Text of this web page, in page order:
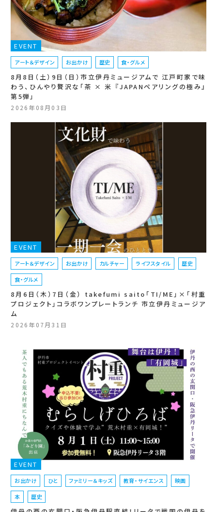
EVENT
アート＆デザイン お出かけ 歴史 食・グルメ
8月8日（土）9日（日）市立伊丹ミュージアムで 江戸町家で味
わう、ひんやり贅沢な「茶 × 米 『JAPANペアリングの極み』
第5弾」
2026年08月03日
EVENT
アート＆デザイン お出かけ カルチャー ライフスタイル 歴史
食・グルメ
8月6日（木）7日（金） takefumi saito「TI/ME」×「村重
プロジェクト」コラボワンプレートランチ 市立伊丹ミュージア
ム
2026年07月31日
EVENT
お出かけ ひと ファミリー＆キッズ 教育・サイエンス 映画
本 歴史